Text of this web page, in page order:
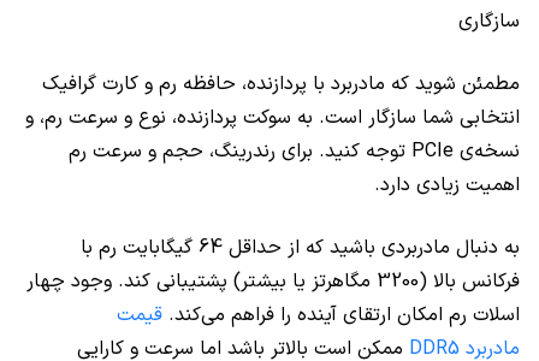
سازگاری
مطمئن شوید که مادربرد با پردازنده، حافظه رم و کارت گرافیک
انتخابی شما سازگار است. به سوکت پردازنده، نوع و سرعت رم، و
نسخه‌ی PCIe توجه کنید. برای رندرینگ، حجم و سرعت رم
اهمیت زیادی دارد.
به دنبال مادربردی باشید که از حداقل 64 گیگابایت رم با
فرکانس بالا (3200 مگاهرتز یا بیشتر) پشتیبانی کند. وجود چهار
اسلات رم امکان ارتقای آینده را فراهم می‌کند. قیمت
مادربرد DDR5
ممکن است بالاتر باشد اما سرعت و کارایی